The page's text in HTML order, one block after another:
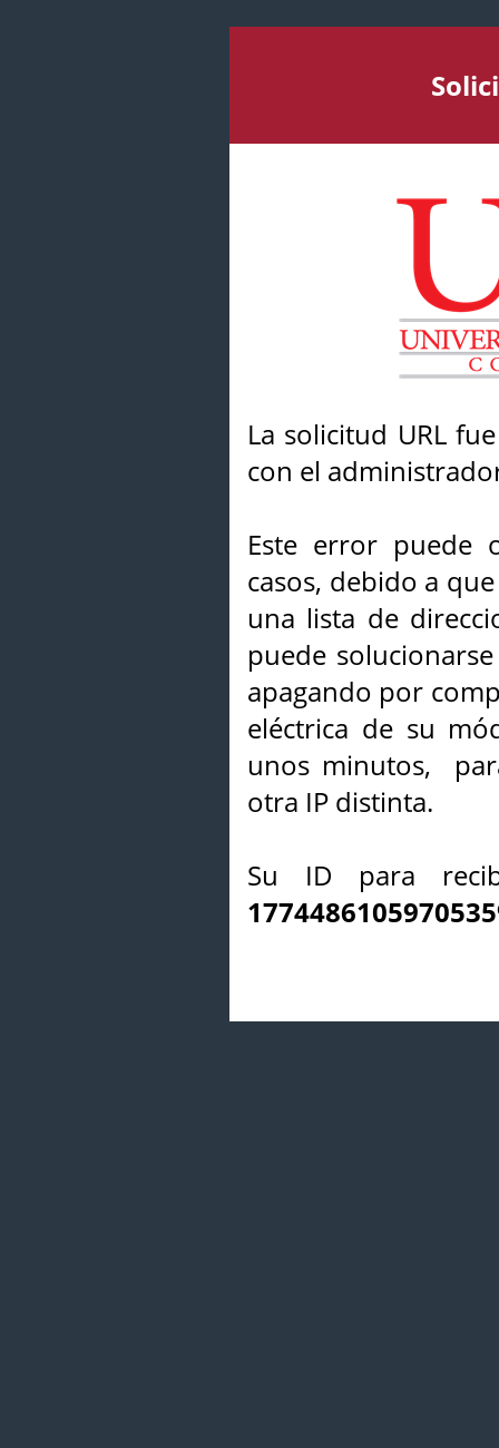
La solicitud URL
con el
Este error puede
casos, debido a
una lista de
puede
apagando por
eléctrica de su
unos minutos,
otra IP distinta.
Su ID para